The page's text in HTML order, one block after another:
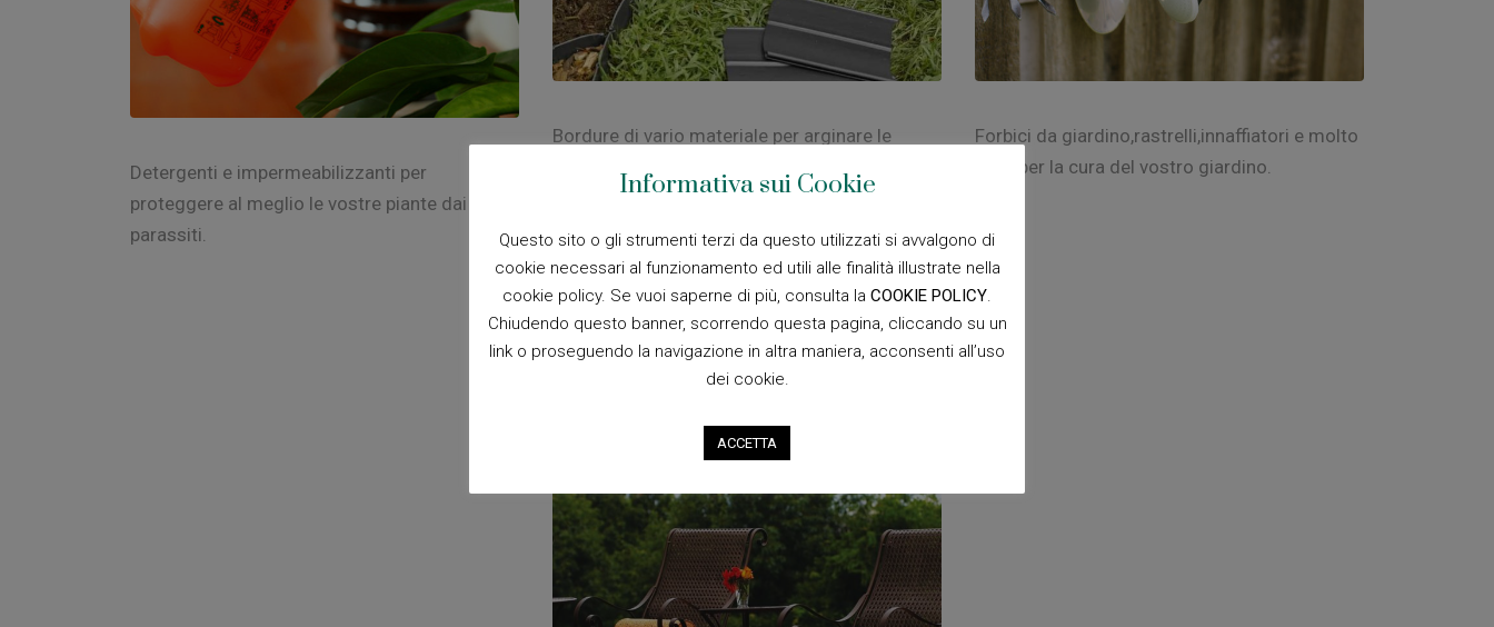
Detergenti e impermeabilizzanti per
proteggere al meglio le vostre piante dai
parassiti.
Bordure di vario materiale per arginare le
Forbici da giardino,rastrelli,innaffiatori e molto
altro per la cura del vostro giardino.
Accessori per
Informativa sui Cookie
Questo sito o gli strumenti terzi da questo utilizzati si avvalgono di
cookie necessari al funzionamento ed utili alle finalità illustrate nella
cookie policy. Se vuoi saperne di più, consulta la COOKIE POLICY
Chiudendo questo banner, scorrendo questa pagina, cliccando su un
link o proseguendo la navigazione in altra maniera, acconsenti all’uso
dei cookie.
ACCETTA